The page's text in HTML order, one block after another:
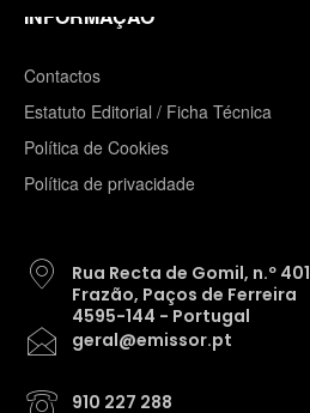
INFORMAÇÃO
Contactos
Estatuto Editorial / Ficha Técnica
Política de Cookies
Política de privacidade
Rua Recta de Gomil, n.º 401
Frazão, Paços de Ferreira
4595-144 - Portugal
geral@emissor.pt
910 227 288